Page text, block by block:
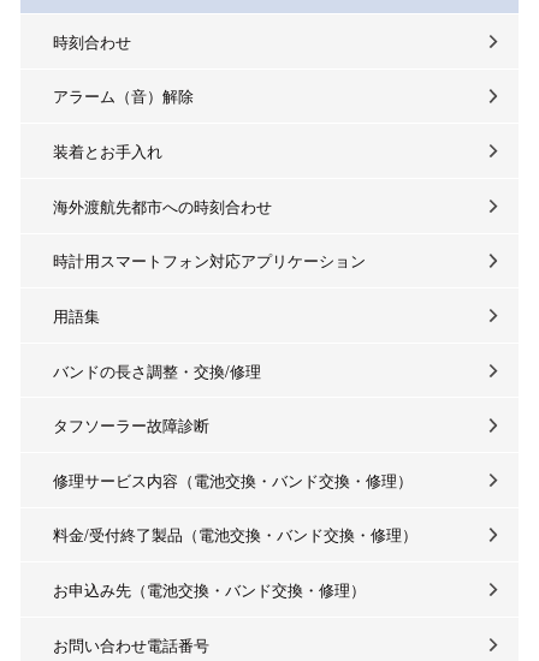
時刻合わせ
アラーム（音）解除
装着とお手入れ
海外渡航先都市への時刻合わせ
時計用スマートフォン対応アプリケーション
用語集
バンドの長さ調整・交換/修理
タフソーラー故障診断
修理サービス内容（電池交換・バンド交換・修理）
料金/受付終了製品（電池交換・バンド交換・修理）
お申込み先（電池交換・バンド交換・修理）
お問い合わせ電話番号